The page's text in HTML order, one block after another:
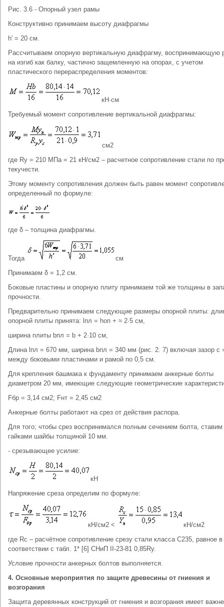
Рис. 3.6 - Опорный узел рамы
Конструктивно принимаем высоту диафрагмы
h' = 20 см.
Рассчитываем опорную вертикальную диафрагму, воспринимающую
на изгиб как балку, частично защемленную на опорах, с учетом
пластического перераспределения моментов:
кН·см
Требуемый момент сопротивление вертикальной диафрагмы:
см2
где Ry = 210 МПа = 21 кН/см2 – расчетное сопротивление стали по
текучести.
Этому моменту сопротивления должен быть равен момент
определенный по формуле:
где δ – толщина диафрагмы.
Тогда
см
Принимаем δ = 1,2 см.
Боковые пластины и опорную плиту принимаем той же толщины в
прочности.
Предварительно принимаем следующие размеры опорной плиты:
опорной плиты принята: lпл = hоп + ≈ 2·5 см,
ширина плиты bпл = b + 2·10 см,
Длина lпл = 670 мм, ширина bпл = 340 мм (рис. 2. 7) включая зазор с
между боковыми пластинами и рамой по 0,5 см.
Для крепления башмака к фундаменту принимаем анкерные болты
диаметром 20 мм, имеющие следующие геометрические
Fбр = 3,14 см2; Fнт = 2,45 см2
Анкерные болты работают на срез от действия распора.
Для того; чтобы срез воспринимался полным сечением болта,
гайками шайбы толщиной 10 мм.
- срезывающее усилие:
кН
Напряжение среза определим по формуле:
кН/см2 <
кН/см2
где Rc – расчётное сопротивление срезу стали класса С235, равное в
соответствии с табл. 1* [6] СНиП II-23-81 0,85Ry.
Условие прочности анкерных болтов выполняется.
4. Основные мероприятия по защите древесины от гниения и
возгорания
Защита деревянных конструкций от гниения и возгорания имеет